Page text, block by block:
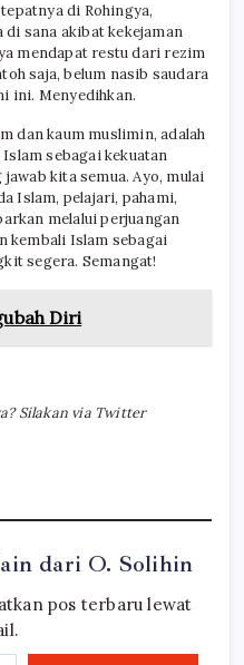
di Rohingya,
sana akibat kekejaman
mendapat restu dari rezim
saja, belum nasib saudara
ini. Menyedihkan.
dan kaum muslimin, adalah
sebagai kekuatan
kita semua. Ayo, mulai
Islam, pelajari, pahami,
melalui perjuangan
kembali Islam sebagai
segera. Semangat!
Diri
Silakan via Twitter
dari O. Solihin
pos terbaru lewat